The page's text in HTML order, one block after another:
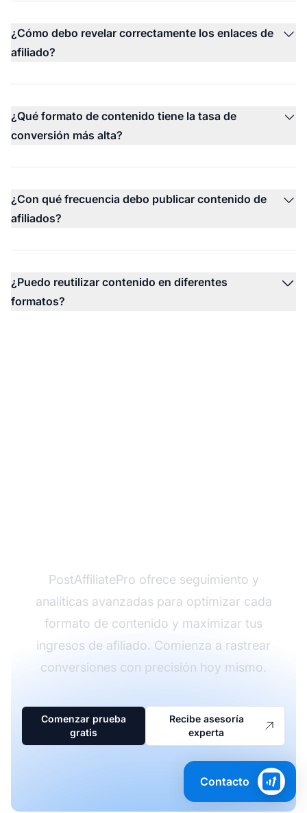
¿Cómo debo revelar correctamente los enlaces de
afiliado?
¿Qué formato de contenido tiene la tasa de
conversión más alta?
¿Con qué frecuencia debo publicar contenido de
afiliados?
¿Puedo reutilizar contenido en diferentes
formatos?
PostAffiliatePro ofrece seguimiento y
analíticas avanzadas para optimizar cada
formato de contenido y maximizar tus
ingresos de afiliado. Comienza a rastrear
conversiones con precisión hoy mismo.
Comenzar prueba
gratis
Recibe asesoría
experta
Contacto